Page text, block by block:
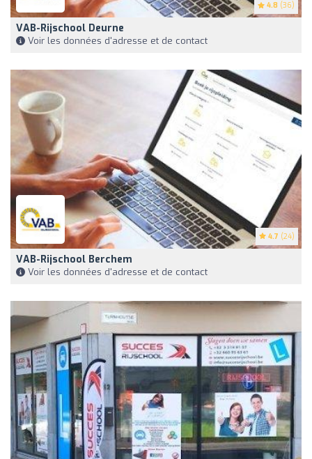
4.8 (36)
VAB-Rijschool Deurne
Voir les données d'adresse et de contact
4.7 (24)
VAB-Rijschool Berchem
Voir les données d'adresse et de contact